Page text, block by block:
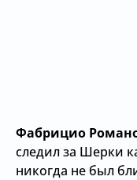
Фабрицио
следил за Шерки
никогда не был